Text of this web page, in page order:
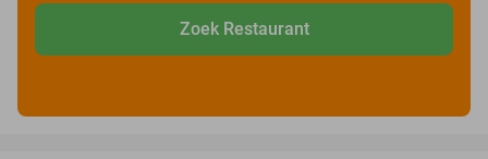
Zoek Restaurant